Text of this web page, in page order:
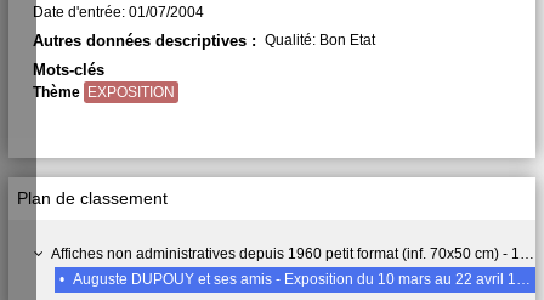
Plan de classement
Affiches non administratives depuis 1960 petit format (inf. 70x50 cm) - 15 FI
• Auguste DUPOUY et ses amis - Exposition du 10 mars au 22 avril 1995
Date d'entrée: 01/07/2004
Autres données descriptives : Qualité: Bon Etat
Mots-clés
Thème EXPOSITION